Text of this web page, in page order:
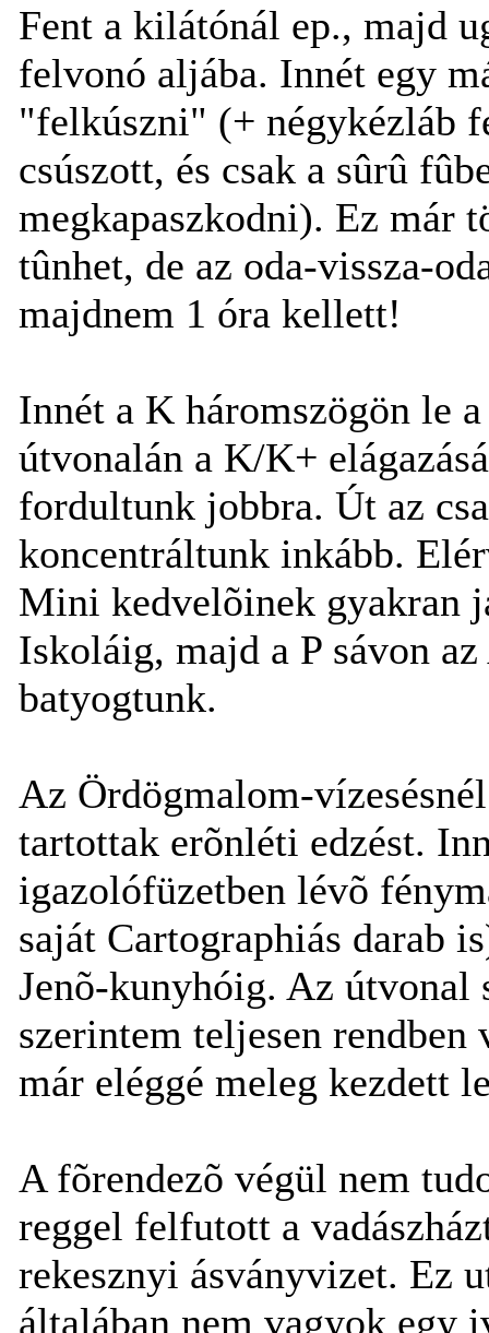
Fent a kilátónál ep., majd
felvonó aljába. Innét egy
"felkúszni" (+ négykézláb
csúszott, és csak a sûrû
megkapaszkodni). Ez már
tûnhet, de az oda-vissza-
majdnem 1 óra kellett!
Innét a K háromszögön le
útvonalán a K/K+
fordultunk jobbra. Út az
koncentráltunk inkább.
Mini kedvelõinek gyakran
Iskoláig, majd a P sávon
batyogtunk.
Az Ördögmalom-
tartottak erõnléti edzést.
igazolófüzetben lévõ
saját Cartographiás darab
Jenõ-kunyhóig. Az útvonal
szerintem teljesen
már eléggé meleg kezdett
A fõrendezõ végül nem
reggel felfutott a
rekesznyi ásványvizet. Ez
általában nem vagyok egy